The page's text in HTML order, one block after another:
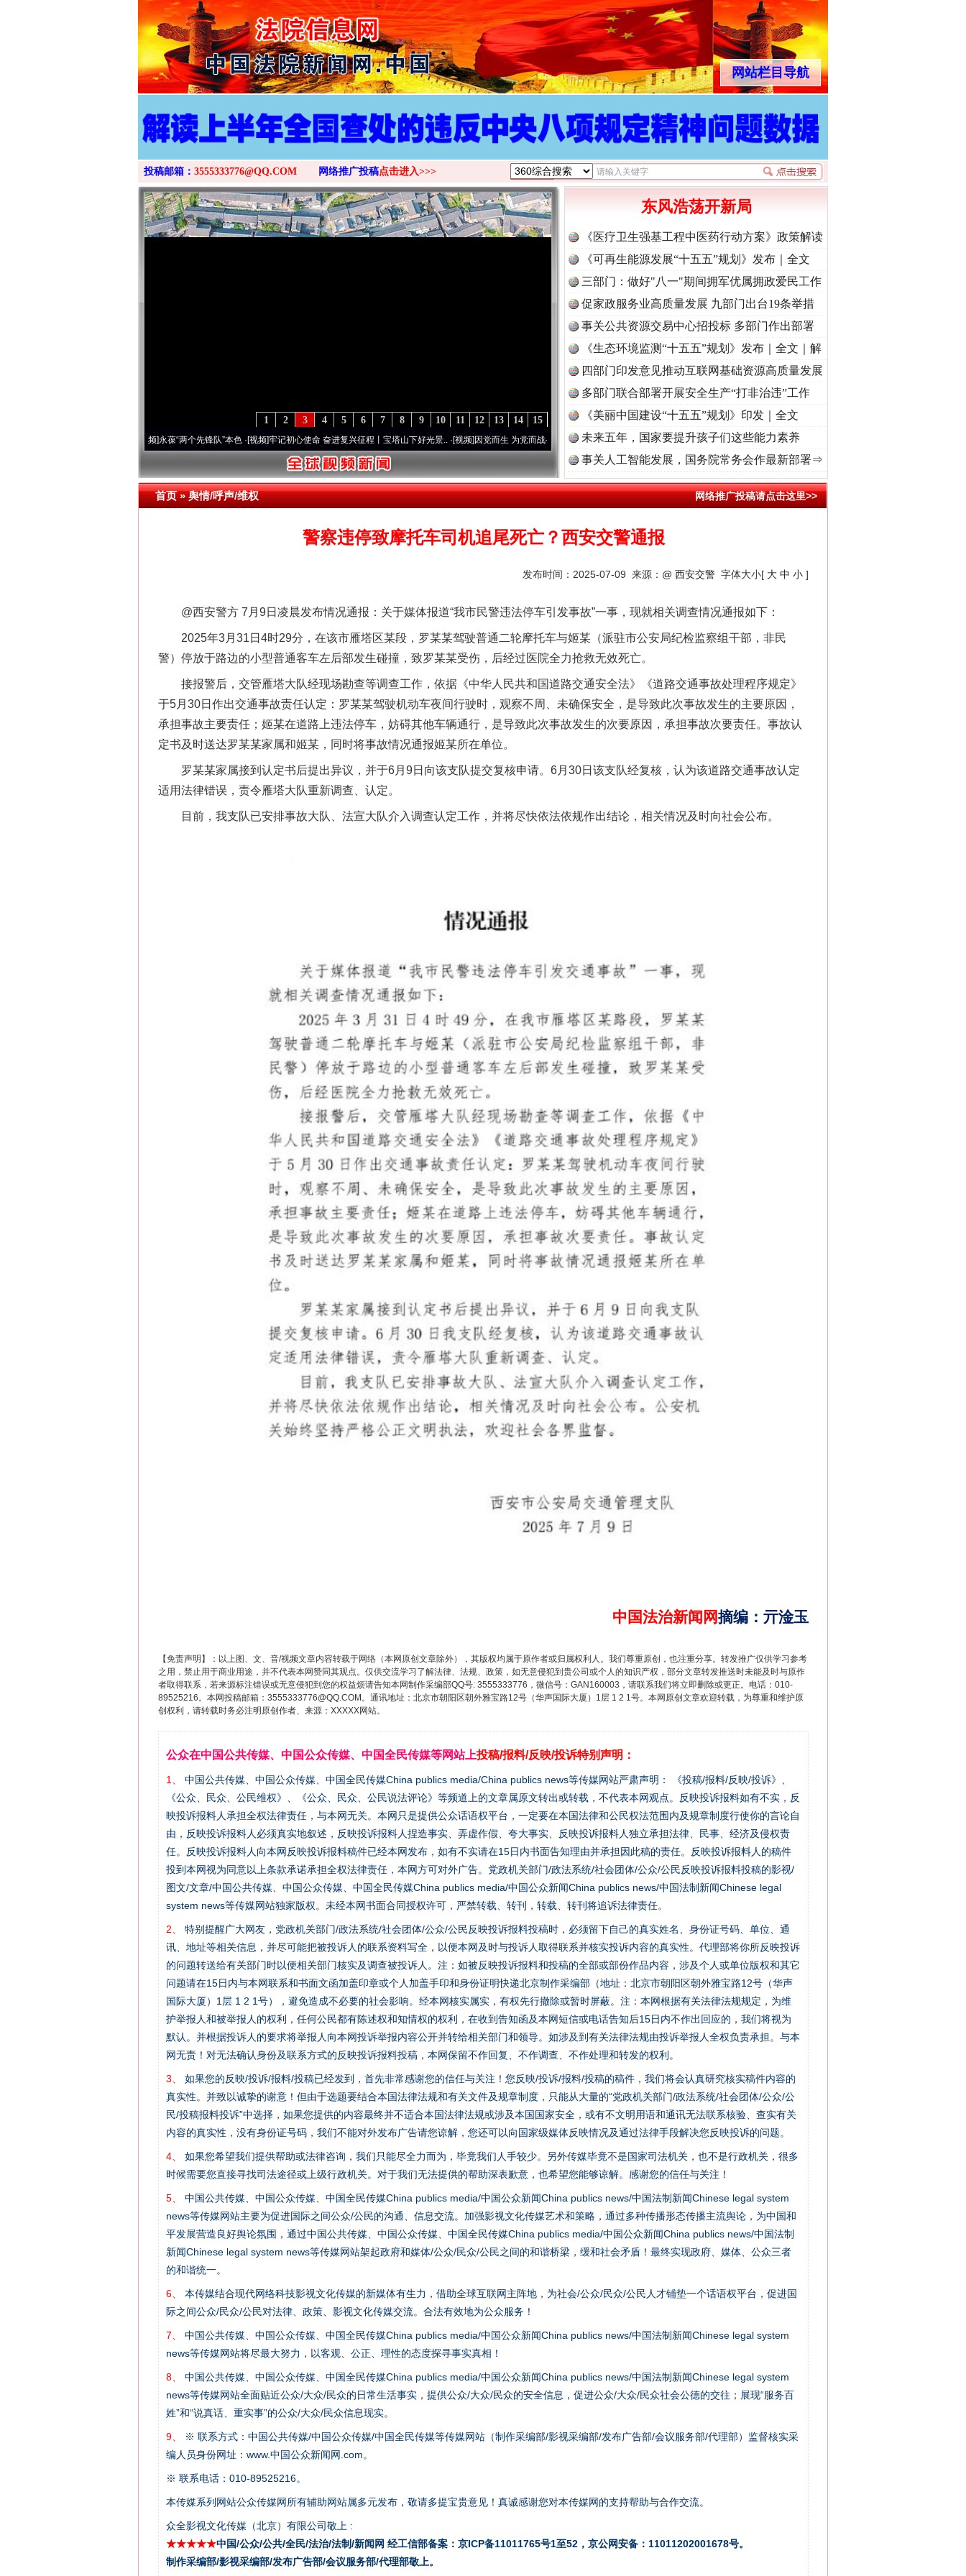
>
网站栏目导航
投稿邮箱： 3555333776@QQ.COM 网络推广投稿点击进入>>>
15
14
13
12
11
10
9
8
7
6
5
4
3
2
1
永葆“两个先锋队”本色·[视频]牢记初心使命 奋进复兴征程丨宝塔山下好光景..·[视频]因党而生 为党而战——百年“纪”事⑧加强纪律..·[视频] 牢记初心使命 奋进复兴征程丨“转折之城”激荡..
东风浩荡开新局
《医疗卫生强基工程中医药行动方案》政策解读
《可再生能源发展“十五五”规划》发布｜全文
三部门：做好"八一"期间拥军优属拥政爱民工作
促家政服务业高质量发展 九部门出台19条举措
事关公共资源交易中心招投标 多部门作出部署
《生态环境监测“十五五”规划》发布｜全文｜解
读
四部门印发意见推动互联网基础资源高质量发展
多部门联合部署开展安全生产“打非治违”工作
《美丽中国建设“十五五”规划》印发｜全文
未来五年，国家要提升孩子们这些能力素养
事关人工智能发展，国务院常务会作最新部署⇒
首页»舆情/呼声/维权 网络推广投稿请点击这里>>
警察违停致摩托车司机追尾死亡？西安交警通报
发布时间：2025-07-09 来源： @ 西安交警 字体大小[ 大 中 小 ]
@西安警方 7月9日凌晨发布情况通报：关于媒体报道“我市民警违法停车引发事故”一事，现就相关调查情况通报如下：
2025年3月31日4时29分，在该市雁塔区某段，罗某某驾驶普通二轮摩托车与姬某（派驻市公安局纪检监察组干部，非民
警）停放于路边的小型普通客车左后部发生碰撞，致罗某某受伤，后经过医院全力抢救无效死亡。
接报警后，交管雁塔大队经现场勘查等调查工作，依据《中华人民共和国道路交通安全法》《道路交通事故处理程序规定》
于5月30日作出交通事故责任认定：罗某某驾驶机动车夜间行驶时，观察不周、未确保安全，是导致此次事故发生的主要原因，
承担事故主要责任；姬某在道路上违法停车，妨碍其他车辆通行，是导致此次事故发生的次要原因，承担事故次要责任。事故认
定书及时送达罗某某家属和姬某，同时将事故情况通报姬某所在单位。
罗某某家属接到认定书后提出异议，并于6月9日向该支队提交复核申请。6月30日该支队经复核，认为该道路交通事故认定
适用法律错误，责令雁塔大队重新调查、认定。
目前，我支队已安排事故大队、法宣大队介入调查认定工作，并将尽快依法依规作出结论，相关情况及时向社会公布。
中国法治新闻网摘编 ： 亓淦玉
【免责声明】：以上图、文、音/视频文章内容转载于网络（本网原创文章除外），其版权均属于原作者或归属权利人。我们尊重原创，也注重分享。转发推广仅供学习参考
之用，禁止用于商业用途，并不代表本网赞同其观点。仅供交流学习了解法律、法规、政策，如无意侵犯到贵公司或个人的知识产权，部分文章转发推送时未能及时与原作
者取得联系，若来源标注错误或无意侵犯到您的权益烦请告知本网制作采编部QQ号: 3555333776，微信号：GAN160003，请联系我们将立即删除或更正。电话：010-
89525216。本网投稿邮箱：3555333776@QQ.COM。通讯地址：北京市朝阳区朝外雅宝路12号（华声国际大厦）1层 1 2 1号。本网原创文章欢迎转载，为尊重和维护原
创权利，请转载时务必注明原创作者、来源：XXXXX网站。
公众在中国公共传媒、中国公众传媒、中国全民传媒等网站上投稿/报料/反映/投诉特别声明：
1、
中国公共传媒、中国公众传媒、中国全民传媒China publics media/China publics news等传媒网站严肃声明： 《投稿/报料/反映/投诉》、
《公众、民众、公民维权》、《公众、民众、公民说法评论》等频道上的文章属原文转出或转载，不代表本网观点。反映投诉报料如有不实，反
映投诉报料人承担全权法律责任，与本网无关。本网只是提供公众话语权平台，一定要在本国法律和公民权法范围内及规章制度行使你的言论自
由，反映投诉报料人必须真实地叙述，反映投诉报料人捏造事实、弄虚作假、夸大事实、反映投诉报料人独立承担法律、民事、经济及侵权责
任。反映投诉报料人向本网反映投诉报料稿件已经本网发布，如有不实请在15日内书面告知理由并承担因此稿的责任。反映投诉报料人的稿件
投到本网视为同意以上条款承诺承担全权法律责任，本网方可对外广告。党政机关部门/政法系统/社会团体/公众/公民反映投诉报料投稿的影视/
图文/文章/中国公共传媒、中国公众传媒、中国全民传媒China publics media/中国公众新闻China publics news/中国法制新闻Chinese legal
system news等传媒网站独家版权。未经本网书面合同授权许可，严禁转载、转刊，转载、转刊将追诉法律责任。
2、
特别提醒广大网友，党政机关部门/政法系统/社会团体/公众/公民反映投诉报料投稿时，必须留下自己的真实姓名、身份证号码、单位、通
讯、地址等相关信息，并尽可能把被投诉人的联系资料写全，以便本网及时与投诉人取得联系并核实投诉内容的真实性。代理部将你所反映投诉
的问题转送给有关部门时以便相关部门核实及调查被投诉人。注：如被反映投诉报料和投稿的全部或部份作品内容，涉及个人或单位版权和其它
问题请在15日内与本网联系和书面文函加盖印章或个人加盖手印和身份证明快递北京制作采编部（地址：北京市朝阳区朝外雅宝路12号（华声
国际大厦）1层 1 2 1号），避免造成不必要的社会影响。经本网核实属实，有权先行撤除或暂时屏蔽。注：本网根据有关法律法规规定，为维
护举报人和被举报人的权利，任何公民都有陈述权和知情权的权利，在收到告知函及本网短信或电话告知后15日内不作出回应的，我们将视为
默认。并根据投诉人的要求将举报人向本网投诉举报内容公开并转给相关部门和领导。如涉及到有关法律法规由投诉举报人全权负责承担。与本
网无责！对无法确认身份及联系方式的反映投诉报料投稿，本网保留不作回复、不作调查、不作处理和转发的权利。
3、
如果您的反映/投诉/报料/投稿已经发到，首先非常感谢您的信任与关注！您反映/投诉/报料/投稿的稿件，我们将会认真研究核实稿件内容的
真实性。并致以诚挚的谢意！但由于选题要结合本国法律法规和有关文件及规章制度，只能从大量的“党政机关部门/政法系统/社会团体/公众/公
民/投稿报料投诉”中选择，如果您提供的内容最终并不适合本国法律法规或涉及本国国家安全，或有不文明用语和通讯无法联系核验、查实有关
内容的真实性，没有身份证号码，我们不能对外发布广告请您谅解，您还可以向国家级媒体反映情况及通过法律手段解决您反映投诉的问题。
4、
如果您希望我们提供帮助或法律咨询，我们只能尽全力而为，毕竟我们人手较少。另外传媒毕竟不是国家司法机关，也不是行政机关，很多
时候需要您直接寻找司法途径或上级行政机关。对于我们无法提供的帮助深表歉意，也希望您能够谅解。感谢您的信任与关注！
5、
中国公共传媒、中国公众传媒、中国全民传媒China publics media/中国公众新闻China publics news/中国法制新闻Chinese legal system
news等传媒网站主要为促进国际之间公众/公民的沟通、信息交流。加强影视文化传媒艺术和策略，通过多种传播形态传播主流舆论，为中国和
平发展营造良好舆论氛围，通过中国公共传媒、中国公众传媒、中国全民传媒China publics media/中国公众新闻China publics news/中国法制
新闻Chinese legal system news等传媒网站架起政府和媒体/公众/民众/公民之间的和谐桥梁，缓和社会矛盾！最终实现政府、媒体、公众三者
的和谐统一。
6、
本传媒结合现代网络科技影视文化传媒的新媒体有生力，借助全球互联网主阵地，为社会/公众/民众/公民人才铺垫一个话语权平台，促进国
际之间公众/民众/公民对法律、政策、影视文化传媒交流。合法有效地为公众服务！
7、
中国公共传媒、中国公众传媒、中国全民传媒China publics media/中国公众新闻China publics news/中国法制新闻Chinese legal system
news等传媒网站将尽最大努力，以客观、公正、理性的态度探寻事实真相！
8、
中国公共传媒、中国公众传媒、中国全民传媒China publics media/中国公众新闻China publics news/中国法制新闻Chinese legal system
news等传媒网站全面贴近公众/大众/民众的日常生活事实，提供公众/大众/民众的安全信息，促进公众/大众/民众社会公德的交往；展现“服务百
姓”和“说真话、重实事”的公众/大众/民众信息现实。
9、
※ 联系方式：中国公共传媒/中国公众传媒/中国全民传媒等传媒网站（制作采编部/影视采编部/发布广告部/会议服务部/代理部）监督核实采
编人员身份网址：www.中国公众新闻网.com。
※ 联系电话：010-89525216。
本传媒系列网站公众传媒网所有辅助网站属多元发布，敬请多提宝贵意见！真诚感谢您对本传媒网的支持帮助与合作交流。
众全影视文化传媒（北京）有限公司敬上 :
★★★★★中国/公众/公共/全民/法治/法制/新闻网 经工信部备案：京ICP备11011765号1至52，京公网安备：11011202001678号。
制作采编部/影视采编部/发布广告部/会议服务部/代理部敬上。
网上购药对药下症？
茶叶“炒上天”
“神药”背后的真相
这是一记警钟！ 谢谢有你温暖了四季 法官巧妙执行解纠纷